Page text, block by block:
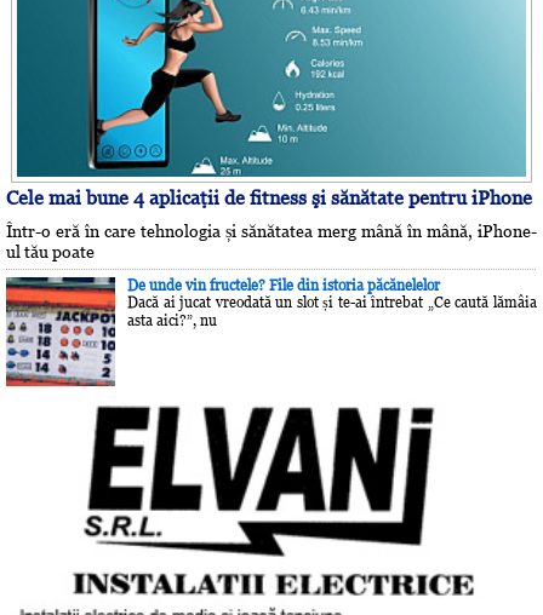
Cele mai bune 4 aplicaţii de fitness şi sănătate pentru iPhone
Într-o eră în care tehnologia și sănătatea merg mână în mână, iPhone-
ul tău poate
De unde vin fructele? File din istoria păcănelelor
Dacă ai jucat vreodată un slot și te-ai întrebat „Ce caută lămâia
asta aici?”, nu